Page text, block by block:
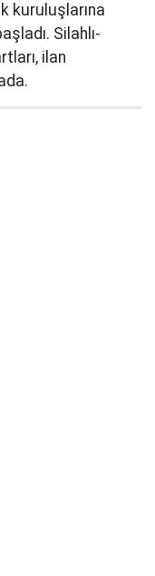
kuruluşlarına
Silahlı-
ilan